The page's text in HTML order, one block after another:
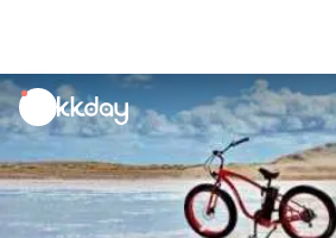
unread
notifications